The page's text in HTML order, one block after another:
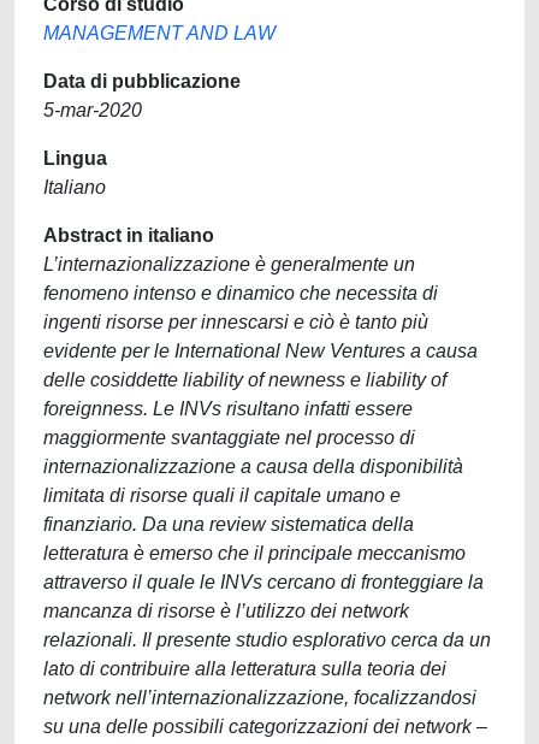
Corso di studio
MANAGEMENT AND LAW
Data di pubblicazione
5-mar-2020
Lingua
Italiano
Abstract in italiano
L’internazionalizzazione è generalmente un
fenomeno intenso e dinamico che necessita di
ingenti risorse per innescarsi e ciò è tanto più
evidente per le International New Ventures a causa
delle cosiddette liability of newness e liability of
foreignness. Le INVs risultano infatti essere
maggiormente svantaggiate nel processo di
internazionalizzazione a causa della disponibilità
limitata di risorse quali il capitale umano e
finanziario. Da una review sistematica della
letteratura è emerso che il principale meccanismo
attraverso il quale le INVs cercano di fronteggiare la
mancanza di risorse è l’utilizzo dei network
relazionali. Il presente studio esplorativo cerca da un
lato di contribuire alla letteratura sulla teoria dei
network nell’internazionalizzazione, focalizzandosi
su una delle possibili categorizzazioni dei network –